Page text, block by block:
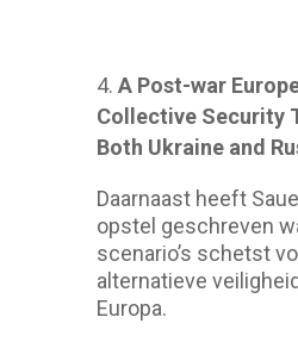
A Post-war
Collective Security
Both Ukraine and
Daarnaast heeft
opstel geschreven
scenario’s schetst
alternatieve
Europa.